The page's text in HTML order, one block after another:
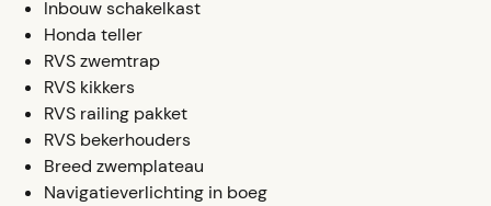
Inbouw schakelkast
Honda teller
RVS zwemtrap
RVS kikkers
RVS railing pakket
RVS bekerhouders
Breed zwemplateau
Navigatieverlichting in boeg